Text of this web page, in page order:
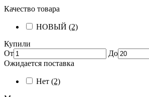
Качество товара
НОВЫЙ (2)
Купили
От
До
Ожидается поставка
Нет (2)